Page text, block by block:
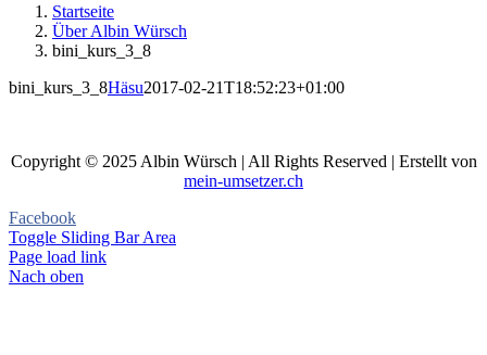
Startseite
Über Albin Würsch
bini_kurs_3_8
bini_kurs_3_8Häsu2017-02-21T18:52:23+01:00
Copyright © 2025 Albin Würsch | All Rights Reserved | Erstellt von
mein-umsetzer.ch
Facebook
Toggle Sliding Bar Area
Page load link
Nach oben